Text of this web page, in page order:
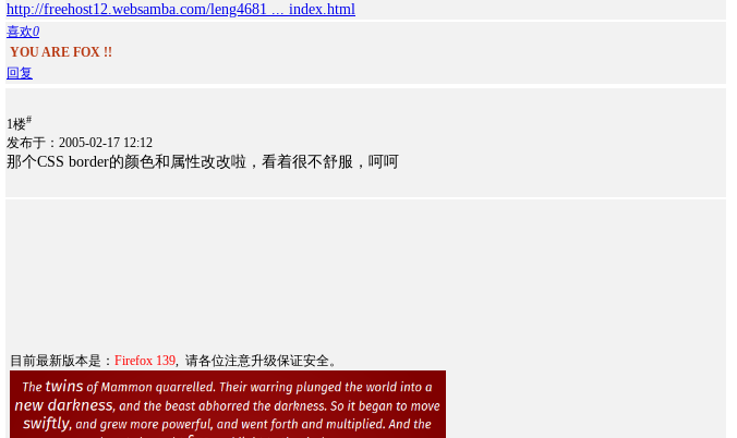
http://freehost12.websamba.com/leng4681 ... index.html
喜欢0
YOU ARE FOX !!
回复
1楼#
发布于：2005-02-17 12:12
那个CSS border的颜色和属性改改啦，看着很不舒服，呵呵
目前最新版本是： Firefox 139, 请各位注意升级保证安全。